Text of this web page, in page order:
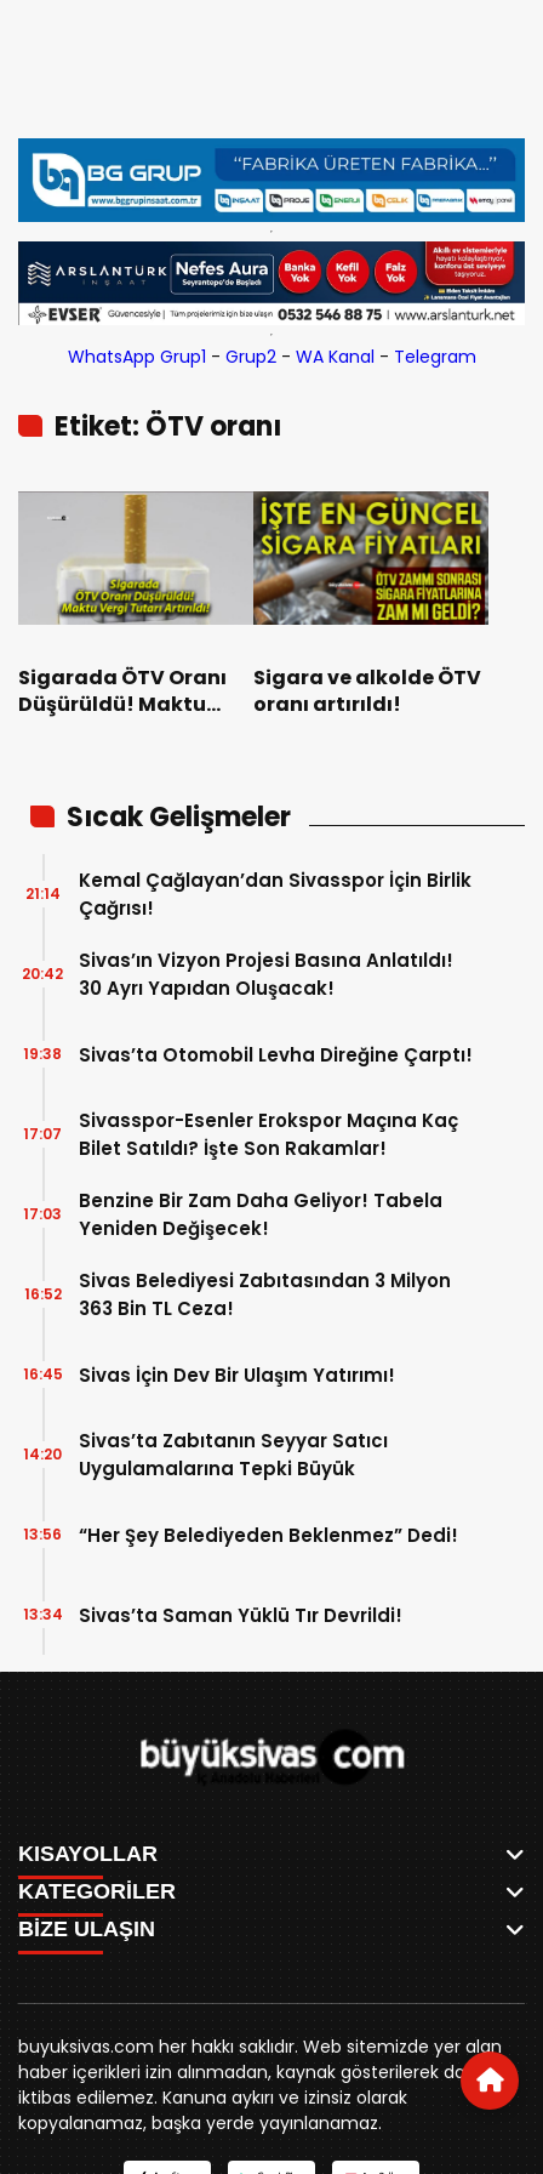
WhatsApp Grup1 - Grup2- WA Kanal - Telegram
Etiket: ÖTV oranı
Sigarada ÖTV Oranı
Düşürüldü! Maktu
Sigara ve alkolde ÖTV
oranı artırıldı!
Sıcak Gelişmeler
Kemal Çağlayan’dan Sivasspor İçin Birlik
Çağrısı!
21:14
Sivas’ın Vizyon Projesi Basına Anlatıldı!
30 Ayrı Yapıdan Oluşacak!
20:42
Sivas’ta Otomobil Levha Direğine Çarptı!
19:38
Sivasspor-Esenler Erokspor Maçına Kaç
Bilet Satıldı? İşte Son Rakamlar!
17:07
Benzine Bir Zam Daha Geliyor! Tabela
Yeniden Değişecek!
17:03
Sivas Belediyesi Zabıtasından 3 Milyon
363 Bin TL Ceza!
16:52
Sivas İçin Dev Bir Ulaşım Yatırımı!
16:45
Sivas’ta Zabıtanın Seyyar Satıcı
Uygulamalarına Tepki Büyük
14:20
“Her Şey Belediyeden Beklenmez” Dedi!
13:56
Sivas’ta Saman Yüklü Tır Devrildi!
13:34
KISAYOLLAR
ANASAYFA
AKSU CANLI
MEYDAN CANLI
MEDRESELER CANLI
MERAKÜM CANLI
YUKARI TEKKE CANLI
KURUMSAL KİMLİK
REKLAM FİYATLARI
BİZE ULAŞIN
KÜNYE
KATEGORİLER
WHATSAPP
SPOR
SİYASET
BELEDİYE
SİVAS VALİLİĞİ
ÜNİVERSİTE
KURUMLAR
STK
YORUM
BİZE ULAŞIN
0346 221 00 60
buyuksivashaber@gmail.com
Örtülüpınar Mah. İnönü Bulvarı Özkahya Apt. Kat:3 D:7
Sivas
buyuksivas.com her hakkı saklıdır. Web sitemizde yer alan
haber içerikleri izin alınmadan, kaynak gösterilerek dahi
iktibas edilemez. Kanuna aykırı ve izinsiz olarak
kopyalanamaz, başka yerde yayınlanamaz.